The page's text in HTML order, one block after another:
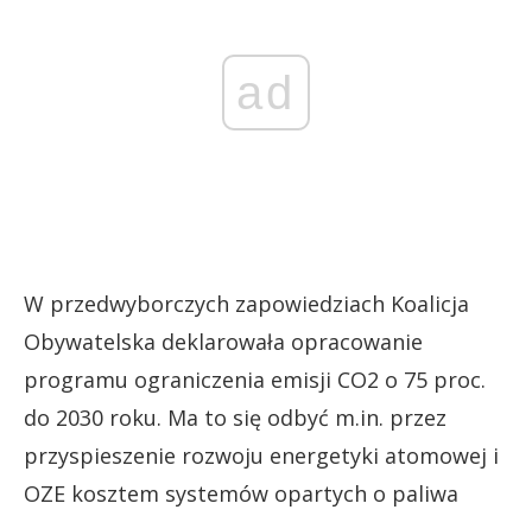
ad
W przedwyborczych zapowiedziach Koalicja
Obywatelska deklarowała opracowanie
programu ograniczenia emisji CO2 o 75 proc.
do 2030 roku. Ma to się odbyć m.in. przez
przyspieszenie rozwoju energetyki atomowej i
OZE kosztem systemów opartych o paliwa